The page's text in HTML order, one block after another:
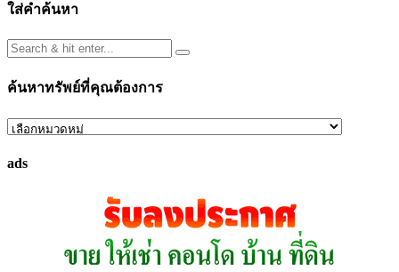
ใส่คำค้นหา
ค้นหาทรัพย์ที่คุณต้องการ
ค้นหา
ที่
ads